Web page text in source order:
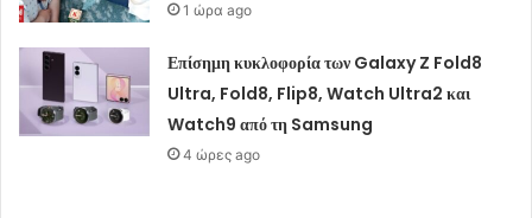
1 ώρα ago
Επίσημη κυκλοφορία των Galaxy Z Fold8
Ultra, Fold8, Flip8, Watch Ultra2 και
Watch9 από τη Samsung
4 ώρες ago